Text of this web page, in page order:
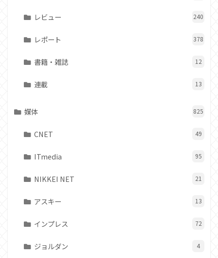
レビュー 240
レポート 378
書籍・雑誌 12
連載 13
媒体 825
CNET 49
ITmedia 95
NIKKEI NET 21
アスキー 13
インプレス 72
ジョルダン 4